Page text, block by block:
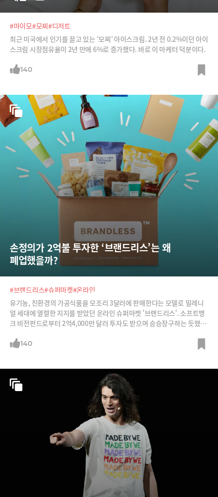
#마이모#모찌#디저트
최근 미국에서 인기를 끌고 있는 ‘모찌’ 아이스크림. 2년 전 0.2%이던 아이
스크림 시장점유율이 2년 만에 6%로 증가했다. 바로 이 마케터 덕분이다.
140
손정의가 2억불 투자한 ‘브랜드리스’는 왜
폐업했을까?
#브랜드리스#슈퍼마켓#온라인
유기농, 친환경의 가공식품을 모조리 3달러에 판매한다는 모델로 밀레니
얼 세대에 열렬한 지지를 받았던 온라인 슈퍼마켓 '브랜드리스'. 소프트뱅
크 비전펀드로부터 2억4,000만 달러 투자도 받으며 승승장구하는 듯했지
140